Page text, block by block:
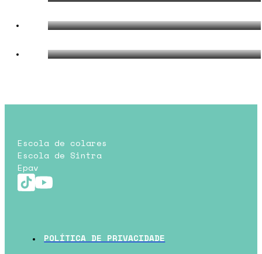
Escola de colares
Escola de Sintra
Epav
POLÍTICA DE PRIVACIDADE